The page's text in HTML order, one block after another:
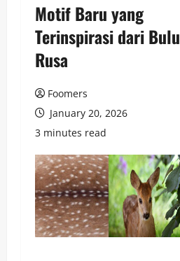
Motif Baru yang
Terinspirasi dari Bulu
Rusa
Foomers
January 20, 2026
3 minutes read